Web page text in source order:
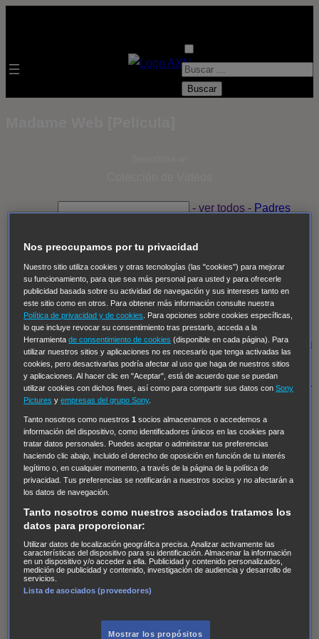
B
- ver todos - Padres
Despedida Salvaje Despedida Salvaje
Thomas, el ojo del FBI Pan Am Dawson crece
Insomnia El Guardián The Blacklist Cinco en familia
Hudson & Rex Diez libras y un sueño Mr Loverman
Regreso al futuro III NUEVE CUERPOS Los últimos
caballeros Tormenta infinita Sing Street Cobra Kai
Tom
y Lola High Country Los casos de Susan Ryeland:
Moonflower Murders Twisted Metal Mentes Criminales:
Evolution Terapia de Choque
Hailey Dean Without Sin: Libre de Culpa Morbius
NCIS: Nueva Orleans
Pandora En fuera de juego
The Shield: Al margen de la ley Duplicated Preacher
The Killing Kind Intersecciones DOC Bite Club
Chicago Fire
de personas desaparecidas Mad Dogs La Sustituta
Ladrón de guante blanco
AXN Masters of Sex Three Pines Accused CarterAlice
Nevers Crossing Lines Einstein Sobrenatural Cómo
defender a un asesino
Reckoning: Ajuste de Cuentas
Nos preocupamos por tu privacidad
Nuestro sitio utiliza cookies y otras tecnologías (las "cookies") para mejorar
su funcionamiento, para que sea más personal para usted y para ofrecerle
publicidad basada sobre su actividad de navegación y sus intereses tanto en
este sitio como en otros. Para obtener más información consulte nuestra
Política de privacidad y de cookies
. Para opciones sobre cookies específicas,
lo que incluye revocar su consentimiento tras prestarlo, acceda a la
Herramientade consentimiento de cookies (disponible en cada página). Para
utilizar nuestros sitios y aplicaciones no es necesario que tenga activadas las
cookies, pero desactivarlas podría afectar al uso que haga de nuestros sitios
y aplicaciones. Al hacer clic en "Aceptar", está de acuerdo que se puedan
utilizar cookies con dichos fines, así como para compartir sus datos conSony
Pictures yempresas del grupo Sony.
Tanto nosotros como nuestros1 socios almacenamos o accedemos a
información del dispositivo, como identificadores únicos en las cookies para
tratar datos personales. Puedes aceptar o administrar tus preferencias
haciendo clic abajo, incluido el derecho de oposición en función de tu interés
legítimo o, en cualquier momento, a través de la página de la política de
privacidad. Tus preferencias se notificarán a nuestros socios y no afectarán a
los datos de navegación.
Tanto nosotros como nuestros asociados tratamos los
datos para proporcionar:
Utilizar datos de localización geográfica precisa. Analizar activamente las
características del dispositivo para su identificación. Almacenar la información
en un dispositivo y/o acceder a ella. Publicidad y contenido personalizados,
medición de publicidad y contenido, investigación de audiencia y desarrollo de
servicios.
Lista de asociados (proveedores)
Mostrar los propósitos